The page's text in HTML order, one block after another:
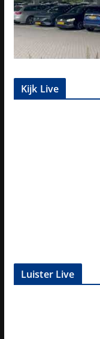
Kijk Live
Luister Live